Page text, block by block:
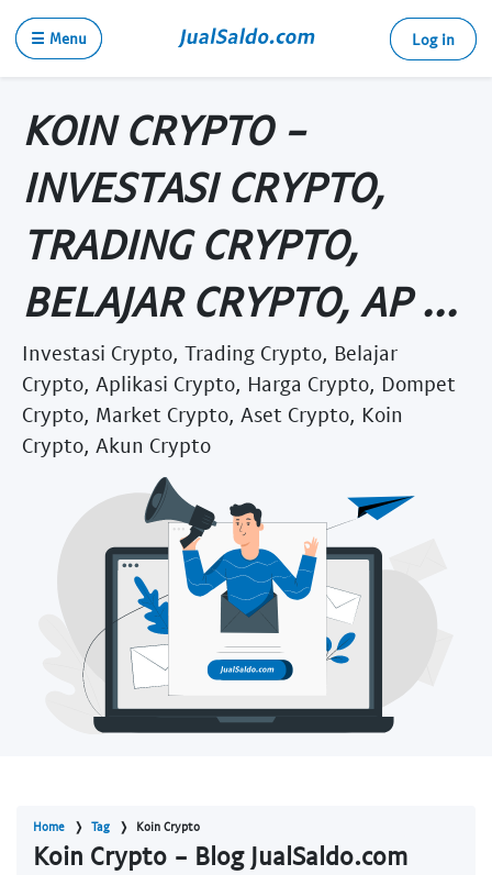
☰ Menu Log in
KOIN CRYPTO -
INVESTASI CRYPTO,
TRADING CRYPTO,
BELAJAR CRYPTO, AP ...
Investasi Crypto, Trading Crypto, Belajar
Crypto, Aplikasi Crypto, Harga Crypto, Dompet
Crypto, Market Crypto, Aset Crypto, Koin
Crypto, Akun Crypto
Home Tag Koin Crypto
Koin Crypto - Blog JualSaldo.com